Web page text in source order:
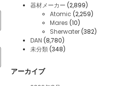
器材メーカー (2,899)
Atomic (2,259)
Mares (10)
Sherwater (382)
DAN (8,780)
未分類 (348)
アーカイブ